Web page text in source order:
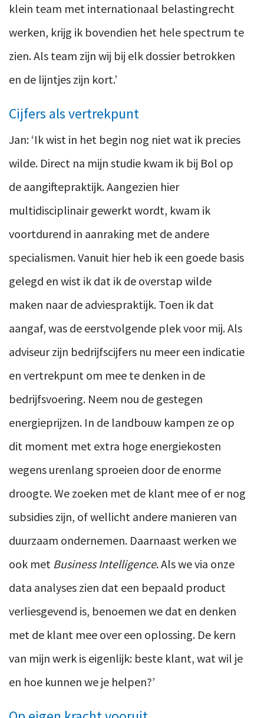
klein team met internationaal belastingrecht
werken, krijg ik bovendien het hele spectrum te
zien. Als team zijn wij bij elk dossier betrokken
en de lijntjes zijn kort.’
Cijfers als vertrekpunt
Jan: ‘Ik wist in het begin nog niet wat ik precies
wilde. Direct na mijn studie kwam ik bij Bol op
de aangiftepraktijk. Aangezien hier
multidisciplinair gewerkt wordt, kwam ik
voortdurend in aanraking met de andere
specialismen. Vanuit hier heb ik een goede basis
gelegd en wist ik dat ik de overstap wilde
maken naar de adviespraktijk. Toen ik dat
aangaf, was de eerstvolgende plek voor mij. Als
adviseur zijn bedrijfscijfers nu meer een indicatie
en vertrekpunt om mee te denken in de
bedrijfsvoering. Neem nou de gestegen
energieprijzen. In de landbouw kampen ze op
dit moment met extra hoge energiekosten
wegens urenlang sproeien door de enorme
droogte. We zoeken met de klant mee of er nog
subsidies zijn, of wellicht andere manieren van
duurzaam ondernemen. Daarnaast werken we
ook met Business Intelligence. Als we via onze
data analyses zien dat een bepaald product
verliesgevend is, benoemen we dat en denken
met de klant mee over een oplossing. De kern
van mijn werk is eigenlijk: beste klant, wat wil je
en hoe kunnen we je helpen?’